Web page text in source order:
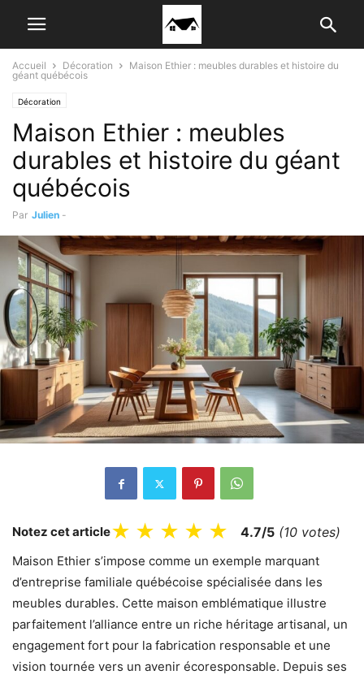
Accueil Décoration
Maison Ethier : meubles durables et histoire du
géant québécois
Décoration
Maison Ethier : meubles
durables et histoire du géant
québécois
Par Julien -
Notez cet article★ ★ ★ ★ ★ 4.7/5 (10 votes)
Maison Ethier s’impose comme un exemple marquant
d’entreprise familiale québécoise spécialisée dans les
meubles durables. Cette maison emblématique illustre
parfaitement l’alliance entre un riche héritage artisanal, un
engagement fort pour la fabrication responsable et une
vision tournée vers un avenir écoresponsable. Depuis ses